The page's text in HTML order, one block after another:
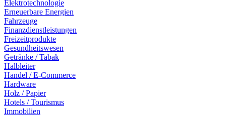
Elektrotechnologie
Erneuerbare Energien
Fahrzeuge
Finanzdienstleistungen
Freizeitprodukte
Gesundheitswesen
Getränke / Tabak
Halbleiter
Handel / E-Commerce
Hardware
Holz / Papier
Hotels / Tourismus
Immobilien